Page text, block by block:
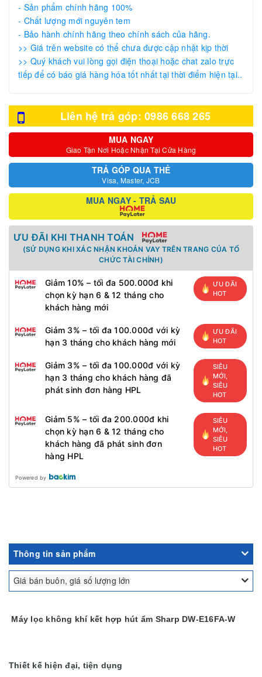
- Sản phẩm chính hãng 100%
- Chất lượng mới nguyên tem
- Bảo hành chính hãng theo chính sách của hãng.
>> Giá trên website có thể chưa được cập nhật kịp thời
>> Quý khách vui lòng gọi điện thoại hoặc chat zalo trực
tiếp để có báo giá hàng hóa tốt nhất tại thời điểm hiện tại..
Liên hệ trả góp: 0986 668 265
MUA NGAY
Giao Tận Nơi Hoặc Nhận Tại Cửa Hàng
TRẢ GÓP QUA THẺ
Visa, Master, JCB
MUA NGAY - TRẢ SAU
ƯU ĐÃI KHI THANH TOÁN
(SỬ DỤNG KHI XÁC NHẬN KHOẢN VAY TRÊN TRANG CỦA TỔ
CHỨC TÀI CHÍNH)
Giảm 10% – tối đa 500.000đ khi
chọn kỳ hạn 6 & 12 tháng cho
khách hàng mới
ƯU ĐÃI
HOT
Giảm 3% – tối đa 100.000đ với kỳ
hạn 3 tháng cho khách hàng mới
ƯU ĐÃI
HOT
Giảm 3% – tối đa 100.000đ với kỳ
hạn 3 tháng cho khách hàng đã
phát sinh đơn hàng HPL
SIÊU
MỚI,
SIÊU
HOT
Giảm 5% – tối đa 200.000đ khi
chọn kỳ hạn 6 & 12 tháng cho
khách hàng đã phát sinh đơn
hàng HPL
SIÊU
MỚI,
SIÊU
HOT
Powered by
Thông tin sản phẩm
Giá bán buôn, giá số lượng lớn
Máy lọc không khí kết hợp hút ẩm Sharp DW-E16FA-W
Thiết kế hiện đại, tiện dụng